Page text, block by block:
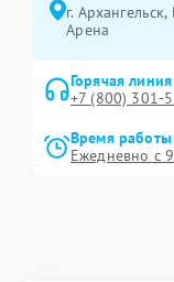
г.
Арена
Горячая линия
+7 (800) 301-
Время работы
Ежедневно с